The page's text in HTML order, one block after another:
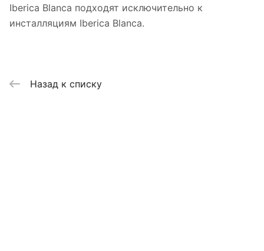
Iberica Blanca подходят исключительно к
инсталляциям Iberica Blanca.
Назад к списку